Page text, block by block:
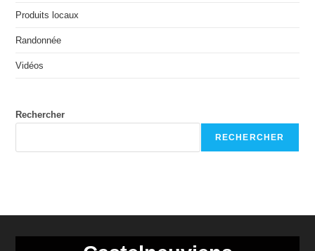
Produits locaux
Randonnée
Vidéos
Rechercher
RECHERCHER